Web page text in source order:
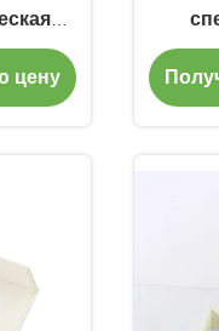
цену